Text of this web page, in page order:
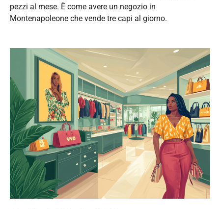
pezzi al mese. È come avere un negozio in
Montenapoleone che vende tre capi al giorno.